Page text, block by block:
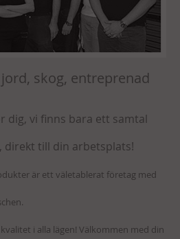
skog, entreprenad
dig, vi finns bara ett samtal
direkt till din arbetsplats!
är ett väletablerat företag med
i alla lägen! Välkommen med din